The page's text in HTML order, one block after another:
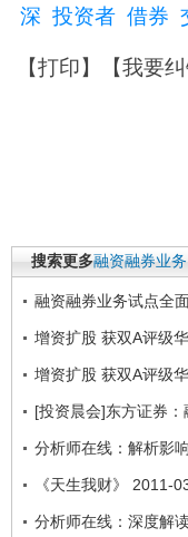
深 投资者 借券
【打印】【我要
搜索更多融资融券业务
融资融券业务试点全
增资扩股 获双A评级
增资扩股 获双A评级
[投资晨会]东方证券
分析师在线：解析影
《天生我财》 2011-
分析师在线：深度解